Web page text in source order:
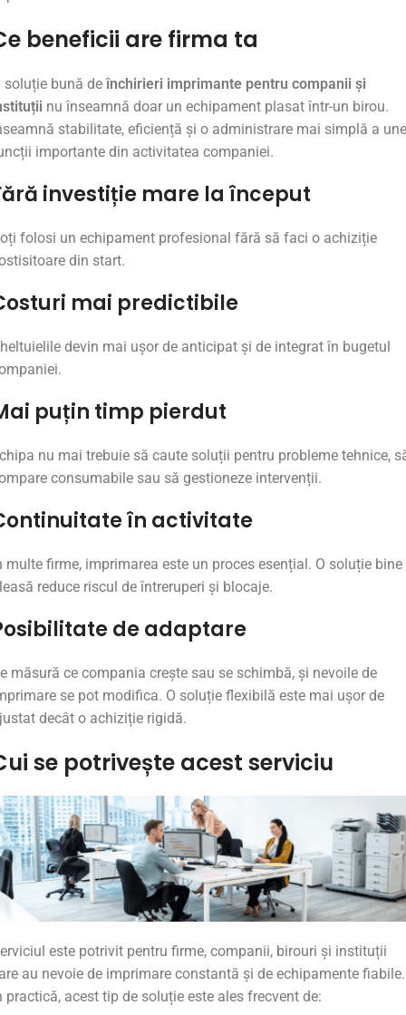
beneficii are firma ta
soluție bună deînchirieri imprimante pentru companii și
nu înseamnă doar un echipament plasat într-un birou.
stabilitate, eficiență și o administrare mai simplă a
importante din activitatea companiei.
investiție mare la început
folosi un echipament profesional fără să faci o achiziție
din start.
mai predictibile
devin mai ușor de anticipat și de integrat în bugetul
puțin timp pierdut
nu mai trebuie să caute soluții pentru probleme tehnice,
consumabile sau să gestioneze intervenții.
în activitate
multe firme, imprimarea este un proces esențial. O soluție bine
reduce riscul de întreruperi și blocaje.
de adaptare
măsură ce compania crește sau se schimbă, și nevoile de
se pot modifica. O soluție flexibilă este mai ușor de
decât o achiziție rigidă.
se potrivește acest serviciu
este potrivit pentru firme, companii, birouri și instituții
au nevoie de imprimare constantă și de echipamente fiabile.
practică, acest tip de soluție este ales frecvent de: